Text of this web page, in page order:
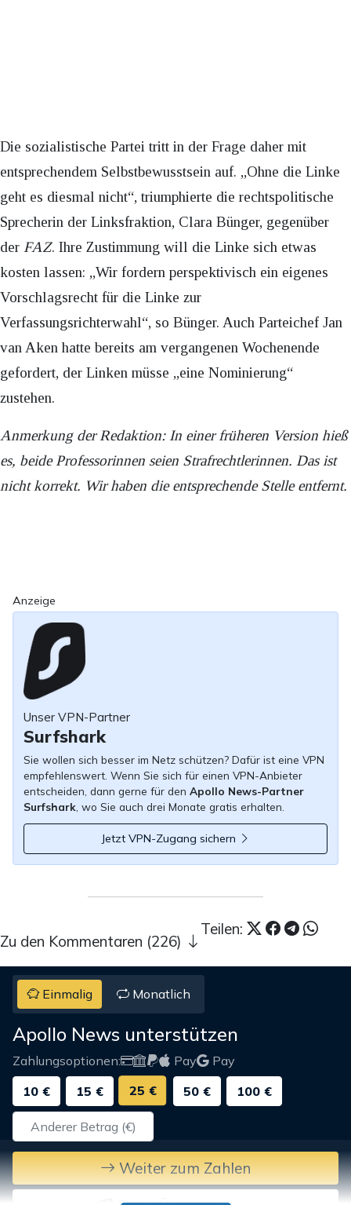
Die sozialistische Partei tritt in der Frage daher mit
entsprechendem Selbstbewusstsein auf. „Ohne die Linke
geht es diesmal nicht“, triumphierte die rechtspolitische
Sprecherin der Linksfraktion, Clara Bünger, gegenüber
der FAZ. Ihre Zustimmung will die Linke sich etwas
kosten lassen: „Wir fordern perspektivisch ein eigenes
Vorschlagsrecht für die Linke zur
Verfassungsrichterwahl“, so Bünger. Auch Parteichef Jan
van Aken hatte bereits am vergangenen Wochenende
gefordert, der Linken müsse „eine Nominierung“
zustehen.
Anmerkung der Redaktion: In einer früheren Version hieß
es, beide Professorinnen seien Strafrechtlerinnen. Das ist
nicht korrekt. Wir haben die entsprechende Stelle entfernt.
Anzeige
Unser VPN-Partner
Surfshark
Sie wollen sich besser im Netz schützen? Dafür ist eine VPN
empfehlenswert. Wenn Sie sich für einen VPN-Anbieter
entscheiden, dann gerne für den Apollo News-Partner
Surfshark, wo Sie auch drei Monate gratis erhalten.
Jetzt VPN-Zugang sichern
Teilen:
Zu den Kommentaren (226)
Einmalig Monatlich
Apollo News unterstützen
Zahlungsoptionen: Pay
Pay
10 €
15 € 25 € 50 € 100 €
Weiter zum Zahlen